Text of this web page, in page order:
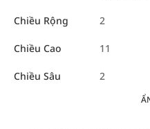
Chiều Rộng 2
Chiều Cao 11
Chiều Sâu 2